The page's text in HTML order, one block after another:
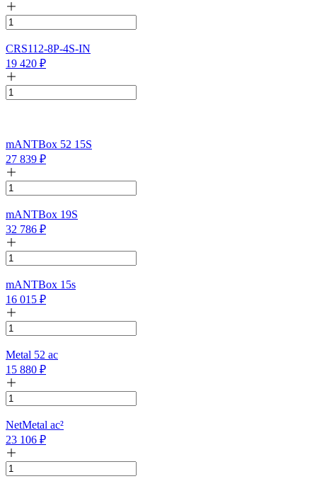
CRS112-8P-4S-IN
19 420 ₽
mANTBox 52 15S
27 839 ₽
mANTBox 19S
32 786 ₽
mANTBox 15s
16 015 ₽
Metal 52 ac
15 880 ₽
NetMetal ac²
23 106 ₽